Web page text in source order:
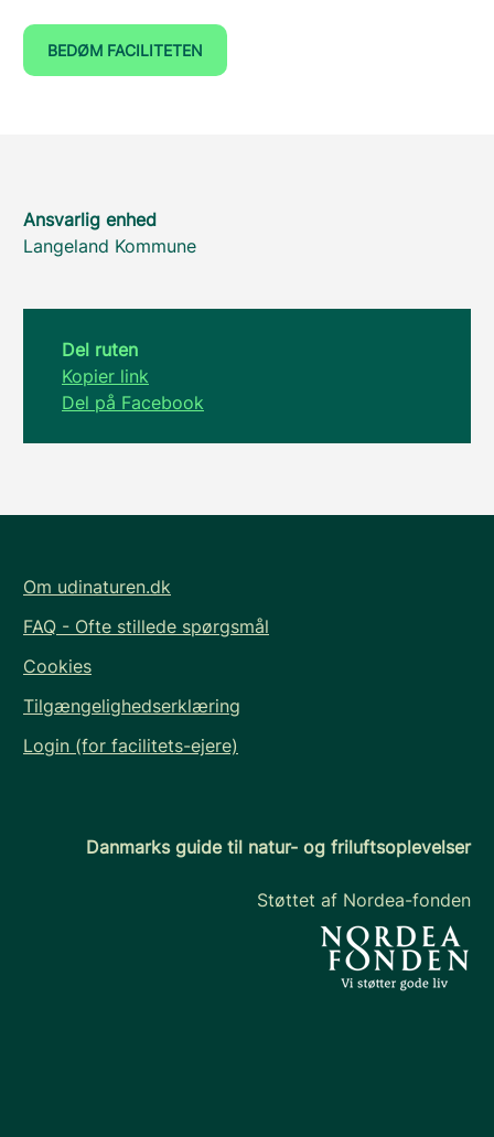
BEDØM FACILITETEN
Ansvarlig enhed
Langeland Kommune
Del ruten
Kopier link
Del på Facebook
Om udinaturen.dk
FAQ - Ofte stillede spørgsmål
Cookies
Tilgængelighedserklæring
Login (for facilitets-ejere)
Danmarks guide til natur- og friluftsoplevelser
Støttet af Nordea-fonden